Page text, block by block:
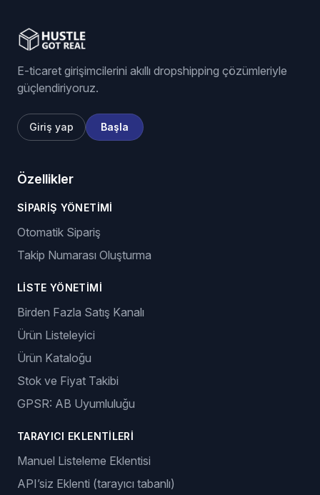
E-ticaret girişimcilerini akıllı dropshipping çözümleriyle
güçlendiriyoruz.
Giriş yap Başla
Özellikler
SIPARIŞ YÖNETIMI
Otomatik Sipariş
Takip Numarası Oluşturma
LISTE YÖNETIMI
Birden Fazla Satış Kanalı
Ürün Listeleyici
Ürün Kataloğu
Stok ve Fiyat Takibi
GPSR: AB Uyumluluğu
TARAYICI EKLENTILERI
Manuel Listeleme Eklentisi
API’siz Eklenti (tarayıcı tabanlı)